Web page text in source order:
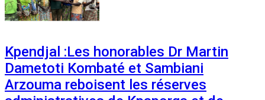
Kpendjal :Les honorables Dr Martin
Dametoti Kombaté et Sambiani
Arzouma reboisent les réserves